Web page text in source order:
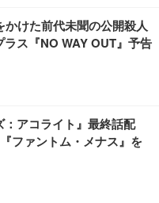
かけた前代未聞の公開殺人
ス『NO WAY OUT』予告
：アコライト』最終話配
ファントム・メナス』を